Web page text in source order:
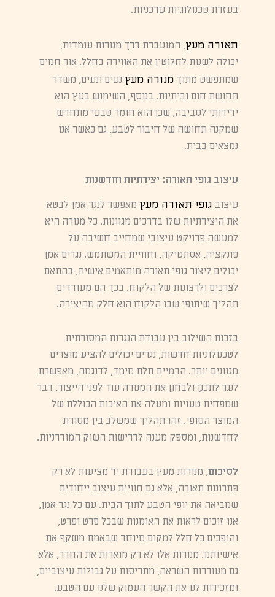
בעזרת טכנולוגיות עדכניות.
תאורה מעץ, המועברת דרך מנורות עומדות,
יכולה לשנות לחלוטין את האווירה בחלל. אור חמים
שמתפשט מתוך מנורה מעץ נעים ונעים, משדר
תחושת חום וביתיות. בנוסף, השימוש בעץ הוא
ידידותי לסביבה, שכן הוא חומר טבעי מתחדש
שמקנה תחושה של חיבור לטבע, גם כאשר אנו
נמצאים בבית.
עיצוב גופי תאורה: יצירתיות וחדשנות
עיצוב גופי תאורה מעץ מאפשר לנגר אמן לבטא
את היצירתיות שלו בדרכים מגוונות. כל מנורה היא
למעשה פרויקט עיצובי שמחייב חשיבה על
פונקציה, אסתטיקה, וחוויית המשתמש. נגרים אמן
יכולים ליצור גופי תאורה מותאמים אישית, בהתאם
לצרכים ולרצונות של הלקוח. בכך הם מעודדים
תהליך שיתופי שבו הלקוח הוא חלק מהיצירה.
בזכות השילוב בין עבודת הנגרות המסורתית
לטכנולוגיות חדשות, נגרים יכולים להציע מוצרים
מגוונים יותר. הדמיית תלת מימד, לדוגמה, מאפשרת
לנגר לתכנן ולבחון את המנורה עוד לפני הייצור, דבר
שמפחית טעויות ומעלה את האיכות הכוללת של
המוצר הסופי. זהו תהליך שמשלב בין מסורת
לחדשנות, ומספק מענה לדרישות השוק המודרניות.
לסיכום, מנורות מעץ בעבודת יד מציעות לא רק
פתרונות תאורה, אלא גם חוויית עיצוב ייחודית
שמביאה את יופי הטבע לתוך הבית. עם כל נגר אמן,
אנו זוכים לראות את האומנות שבכל פרט ופרט,
והופכים כל חלל למקום מיוחד שבאמת משקף את
אישיותנו. מנורות אלו לא רק מוארות את החדר, אלא
גם מעוררות השראה, מתריסות על גבולות עיצוביים,
ומזכירות לנו את הקשר העמוק שלנו עם הטבע.